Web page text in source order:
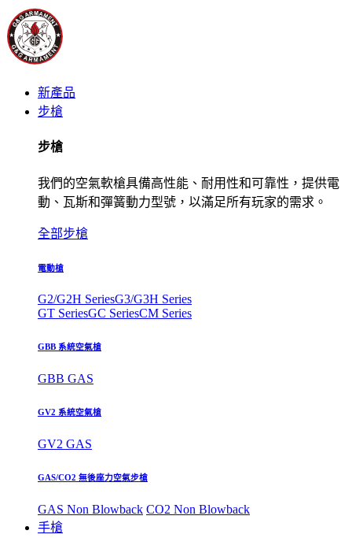
新產品
步槍
步槍
我們的空氣軟槍具備高性能、耐用性和可靠性，提供電
動、瓦斯和彈簧動力型號，以滿足所有玩家的需求。
全部步槍
電動槍
G2/G2H SeriesG3/G3H Series
GT SeriesGC SeriesCM Series
GBB 系統空氣槍
GBB GAS
GV2 系統空氣槍
GV2 GAS
GAS/CO2 無後座力空氣步槍
GAS Non Blowback CO2 Non Blowback
手槍